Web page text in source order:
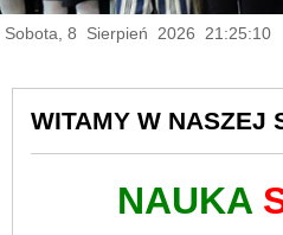
Sobota, 8 Sierpień 2026 21:25:12
WITAMY W NASZEJ
NAUKA